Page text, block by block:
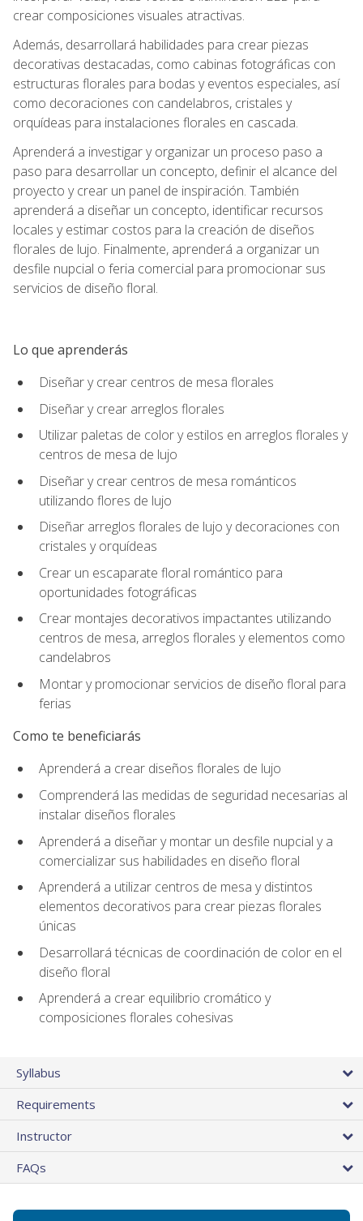
crear composiciones visuales atractivas.
Además, desarrollará habilidades para crear piezas
decorativas destacadas, como cabinas fotográficas con
estructuras florales para bodas y eventos especiales, así
como decoraciones con candelabros, cristales y
orquídeas para instalaciones florales en cascada.
Aprenderá a investigar y organizar un proceso paso a
paso para desarrollar un concepto, definir el alcance del
proyecto y crear un panel de inspiración. También
aprenderá a diseñar un concepto, identificar recursos
locales y estimar costos para la creación de diseños
florales de lujo. Finalmente, aprenderá a organizar un
desfile nupcial o feria comercial para promocionar sus
servicios de diseño floral.
Lo que aprenderás
Diseñar y crear centros de mesa florales
Diseñar y crear arreglos florales
Utilizar paletas de color y estilos en arreglos florales y
centros de mesa de lujo
Diseñar y crear centros de mesa románticos
utilizando flores de lujo
Diseñar arreglos florales de lujo y decoraciones con
cristales y orquídeas
Crear un escaparate floral romántico para
oportunidades fotográficas
Crear montajes decorativos impactantes utilizando
centros de mesa, arreglos florales y elementos como
candelabros
Montar y promocionar servicios de diseño floral para
ferias
Como te beneficiarás
Aprenderá a crear diseños florales de lujo
Comprenderá las medidas de seguridad necesarias al
instalar diseños florales
Aprenderá a diseñar y montar un desfile nupcial y a
comercializar sus habilidades en diseño floral
Aprenderá a utilizar centros de mesa y distintos
elementos decorativos para crear piezas florales
únicas
Desarrollará técnicas de coordinación de color en el
diseño floral
Aprenderá a crear equilibrio cromático y
composiciones florales cohesivas
Syllabus
Requirements
Instructor
FAQs